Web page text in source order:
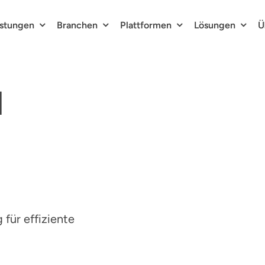
Branchen Plattformen Lösungen
für effiziente